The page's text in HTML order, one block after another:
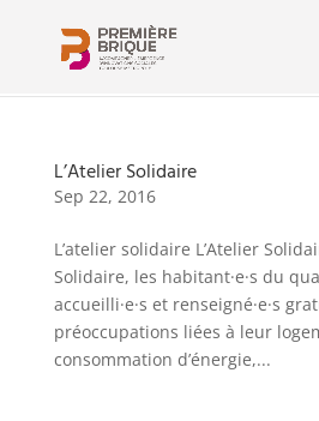
L’Atelier Solidaire
Sep 22, 2016
L’atelier solidaire L’Atelier
Solidaire, les habitant·e·s du
accueilli·e·s et renseigné·e·s
préoccupations liées à leur
consommation d’énergie,...